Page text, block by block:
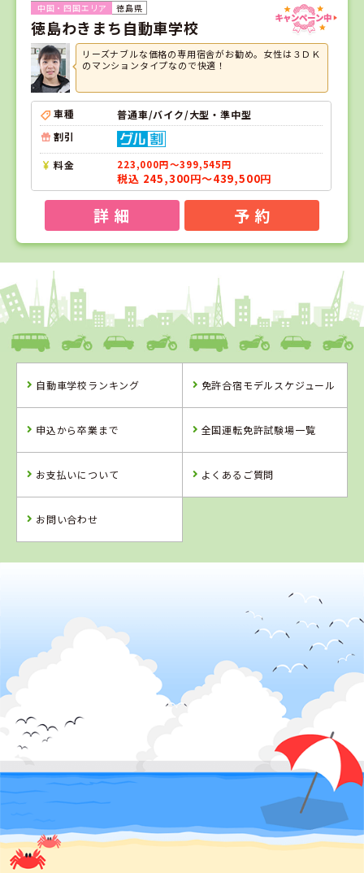
徳島県
徳島わきまち自動車学校
リーズナブルな価格の専用宿舎がお勧め。女性は３ＤＫ
のマンションタイプなので快適！
車種
普通車/バイク/大型・準中型
割引
料金 223,000円～399,545円
税込 245,300円～439,500円
詳 細 予 約
1
愛媛県
八幡浜自動車教習所
詳 細 予 約
詳 細 予 約
3位
習所
詳 細
詳 細
詳 細
4位
徳島県
詳 細
予 約
5
鳥取県
倉吉自動車学校
詳 細
鳥取県
イナバ自動車学
詳 細
予 約
7位 8位
自動車学校ランキング 免許合宿モデルスケジュール
申込から卒業まで 全国運転免許試験場一覧
お支払いについて よくあるご質問
お問い合わせ